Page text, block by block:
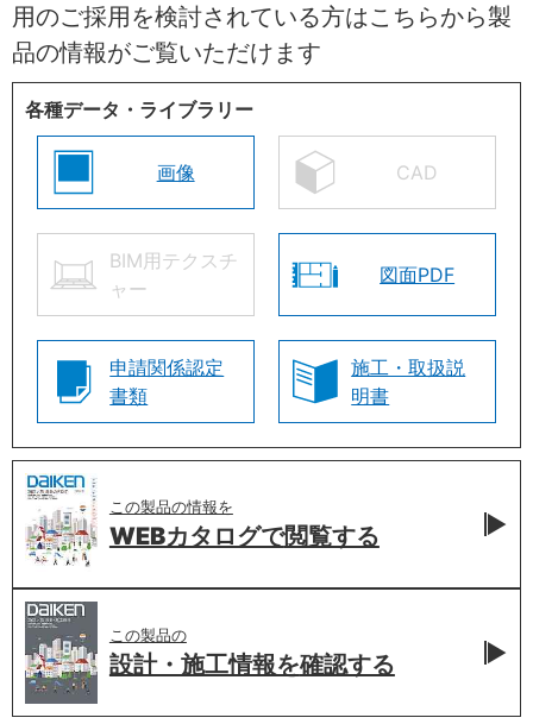
用のご採用を検討されている方はこちらから製
品の情報がご覧いただけます
各種データ・ライブラリー
画像 CAD
BIM用テクスチ
ャー
図面PDF
申請関係認定
書類
施工・取扱説
明書
この製品の情報を
WEBカタログで閲覧する
この製品の
設計・施工情報を確認する